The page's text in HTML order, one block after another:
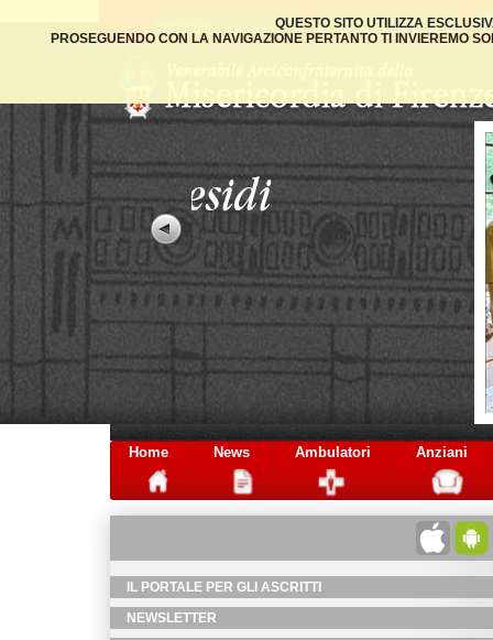
QUESTO SITO UTILIZZA
PROSEGUENDO CON LA NAVIGAZIONE PERTANTO TI INVIEREMO
Home News Ambulatori Anziani
IL PORTALE PER GLI ASCRITTI
NEWSLETTER